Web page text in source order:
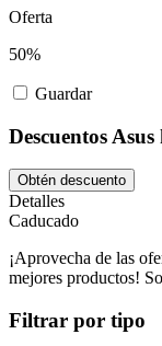
Oferta
50%
Guardar
Descuentos
Obtén descuento
Detalles
Caducado
¡Aprovecha de las
mejores productos!
Filtrar por tipo